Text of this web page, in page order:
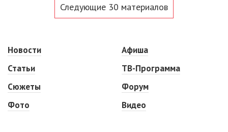
Следующие 30 материалов
Новости
Статьи
Сюжеты
Фото
Афиша
ТВ-Программа
Форум
Видео